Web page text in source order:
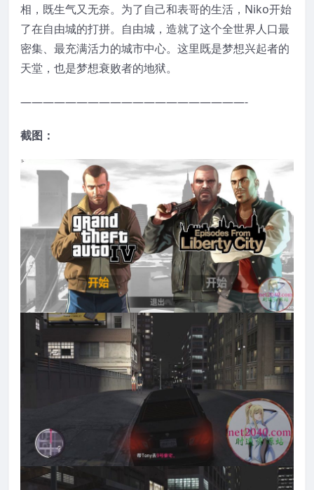
相，既生气又无奈。为了自己和表哥的生活，Niko开始
了在自由城的打拼。自由城，造就了这个全世界人口最
密集、最充满活力的城市中心。这里既是梦想兴起者的
天堂，也是梦想衰败者的地狱。
————————————————————-
截图：